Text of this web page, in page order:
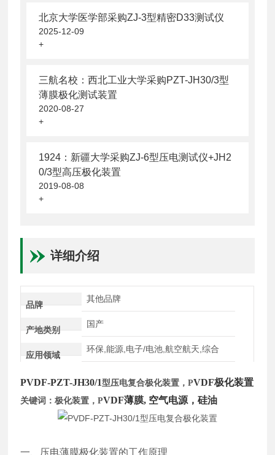
北京大学医学部采购ZJ-3型精密D33测试仪
2025-12-09
+
三航名校：西北工业大学采购PZT-JH30/3型
薄膜极化测试装置
2020-08-27
+
1924：新疆大学采购ZJ-6型压电测试仪+JH2
0/3型高压极化装置
2019-08-08
+
详细介绍
品牌
其他品牌
产地类别
国产
应用领域
环保,能源,电子/电池,航空航天,综合
PVDF-PZT-JH30/1型压电复合极化装置，PVDF极化装置
关键词：极化装置，PVDF薄膜, 空气电源，硅油
一、压电薄膜极化装置的工作原理